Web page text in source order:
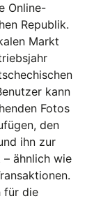
Online-
Republik.
Markt
kann
Fotos
den
ihn zur
ähnlich wie
für die